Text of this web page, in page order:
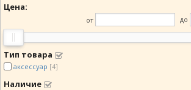
Цена:
от до
Тип товара
аксессуар [4]
Наличие